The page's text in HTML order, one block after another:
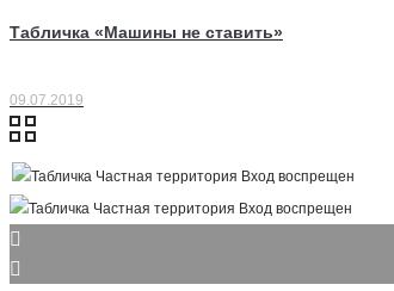
Табличка «Машины не ставить»
09.07.2019